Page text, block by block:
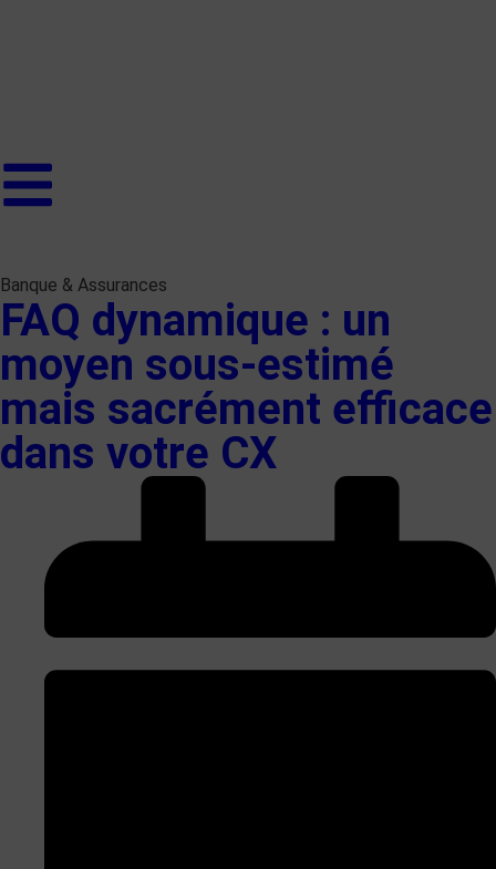
Banque & Assurances
FAQ dynamique : un
moyen sous-estimé
mais sacrément efficace
dans votre CX